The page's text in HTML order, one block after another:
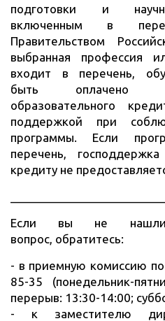
подготовки и
включенным в
Правительством
выбранная профессия
входит в перечень,
быть оплачено с
образовательного
поддержкой при
программы. Если
перечень,
кредиту не
Если вы не
вопрос, обратитесь:
- в приемную комиссию
85-35 (понедельник-
перерыв: 13:30-14:00;
- к заместителю